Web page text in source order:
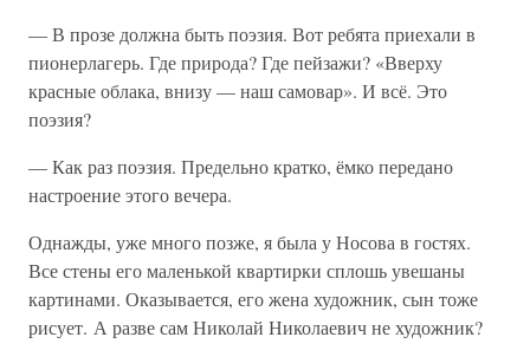
— В прозе должна быть поэзия. Вот ребята приехали в
пионерлагерь. Где природа? Где пейзажи? «Вверху
красные облака, внизу — наш самовар». И всё. Это
поэзия?
— Как раз поэзия. Предельно кратко, ёмко передано
настроение этого вечера.
Однажды, уже много позже, я была у Носова в гостях.
Все стены его маленькой квартирки сплошь увешаны
картинами. Оказывается, его жена художник, сын тоже
рисует. А разве сам Николай Николаевич не художник?